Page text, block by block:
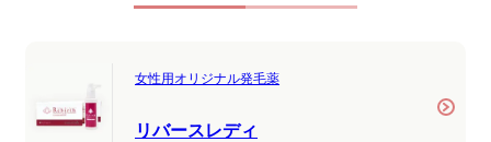
女性用オリジナル発毛薬
リバースレディ